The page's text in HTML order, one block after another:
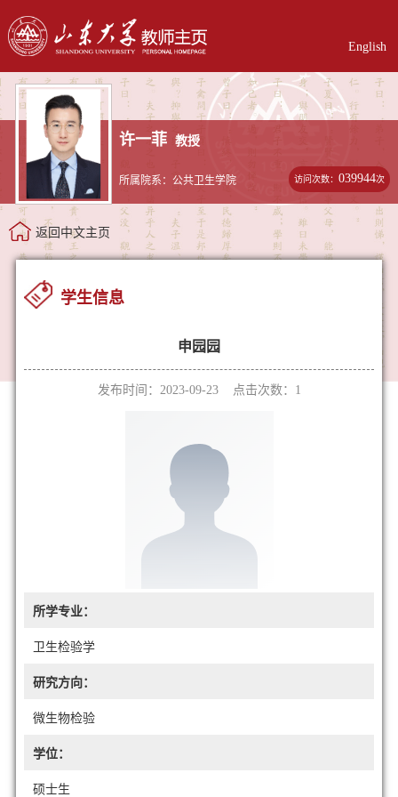
English
许一菲 教授
所属院系：公共卫生学院 访问次数：039944次
返回中文主页
学生信息
申园园
发布时间：2023-09-23 点击次数： 1
所学专业：
卫生检验学
研究方向：
微生物检验
学位：
硕士生